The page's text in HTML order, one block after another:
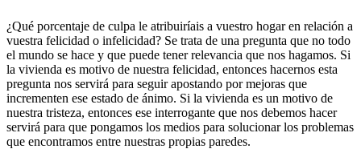
¿Qué porcentaje de culpa le atribuiríais a vuestro hogar en relación a
vuestra felicidad o infelicidad? Se trata de una pregunta que no todo
el mundo se hace y que puede tener relevancia que nos hagamos. Si
la vivienda es motivo de nuestra felicidad, entonces hacernos esta
pregunta nos servirá para seguir apostando por mejoras que
incrementen ese estado de ánimo. Si la vivienda es un motivo de
nuestra tristeza, entonces ese interrogante que nos debemos hacer
servirá para que pongamos los medios para solucionar los problemas
que encontramos entre nuestras propias paredes.